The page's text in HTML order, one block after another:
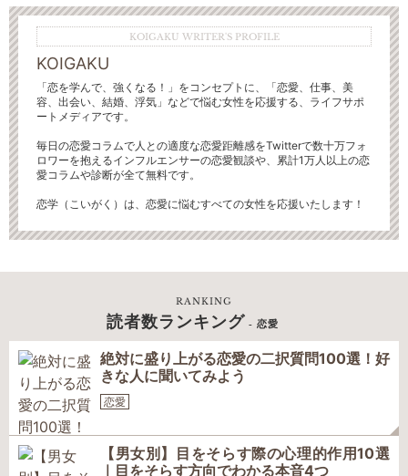
KOIGAKU WRITER'S PROFILE
KOIGAKU
「恋を学んで、強くなる！」をコンセプトに、「恋愛、仕事、美
容、出会い、結婚、浮気」などで悩む女性を応援する、ライフサポ
ートメディアです。
毎日の恋愛コラムで人との適度な恋愛距離感をTwitterで数十万フォ
ロワーを抱えるインフルエンサーの恋愛観談や、累計1万人以上の恋
愛コラムや診断が全て無料です。
恋学（こいがく）は、恋愛に悩むすべての女性を応援いたします！
RANKING
読者数ランキング - 恋愛
絶対に盛り上がる恋愛の二択質問100選！好
きな人に聞いてみよう
恋愛
【男女別】目をそらす際の心理的作用10選
｜目をそらす方向でわかる本音4つ